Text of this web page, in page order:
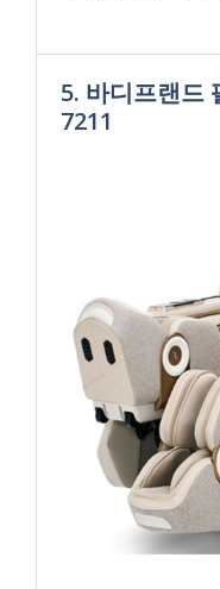
5. 바디프랜드
7211